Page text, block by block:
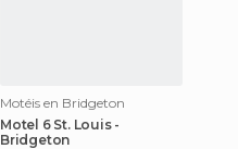
Motéis en Bridgeton
Motel 6 St. Louis -
Bridgeton